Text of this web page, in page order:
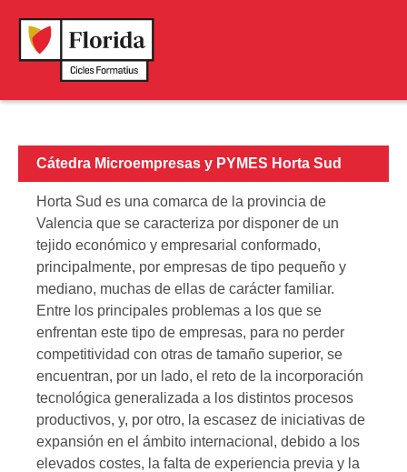
Cátedra Microempresas y PYMES Horta Sud
Cátedra Microempresas y PYMES Horta Sud
Horta Sud es una comarca de la provincia de
Valencia que se caracteriza por disponer de un
tejido económico y empresarial conformado,
principalmente, por empresas de tipo pequeño y
mediano, muchas de ellas de carácter familiar.
Entre los principales problemas a los que se
enfrentan este tipo de empresas, para no perder
competitividad con otras de tamaño superior, se
encuentran, por un lado, el reto de la incorporación
tecnológica generalizada a los distintos procesos
productivos, y, por otro, la escasez de iniciativas de
expansión en el ámbito internacional, debido a los
elevados costes, la falta de experiencia previa y la